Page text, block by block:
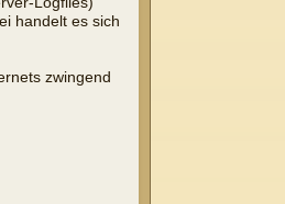
handelt es sich
zwingend